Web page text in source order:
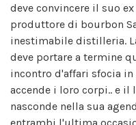
deve convincere il suo
produttore di bourbon
inestimabile distilleria.
deve portare a termine
incontro d'affari sfocia
accende i loro corpi.. e il
nasconde nella sua
entrambi l'ultima